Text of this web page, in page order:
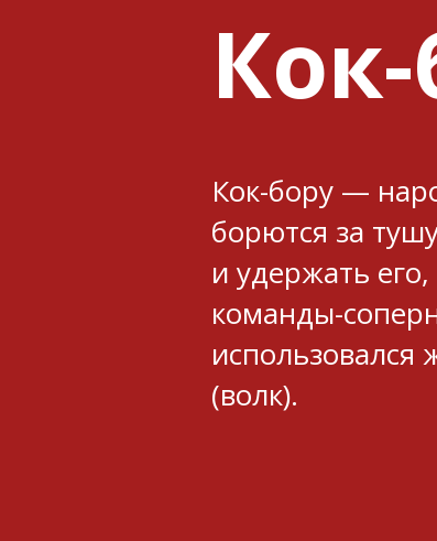
Кок-бору —
борются за
и удержать
команды-
(волк).